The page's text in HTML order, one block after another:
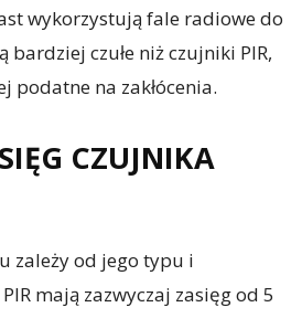
wykorzystują fale radiowe do
bardziej czułe niż czujniki PIR,
podatne na zakłócenia.
CZUJNIKA
zależy od jego typu i
mają zazwyczaj zasięg od 5